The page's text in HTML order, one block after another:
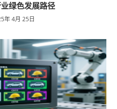
绿色发展路径
年 4月 25日